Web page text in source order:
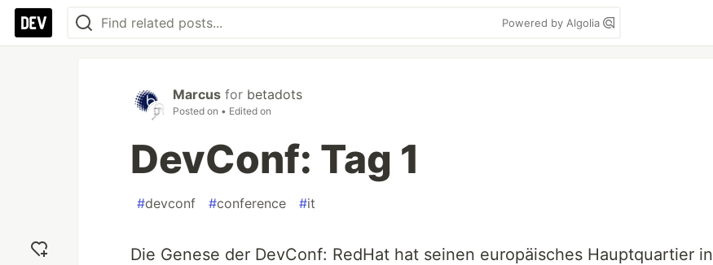
Powered by Algolia
Marcus for betadots
Posted on • Edited on
DevConf: Tag 1
#devconf #conference #it
Die Genese der DevConf: RedHat hat seinen europäisches Hauptquartier in